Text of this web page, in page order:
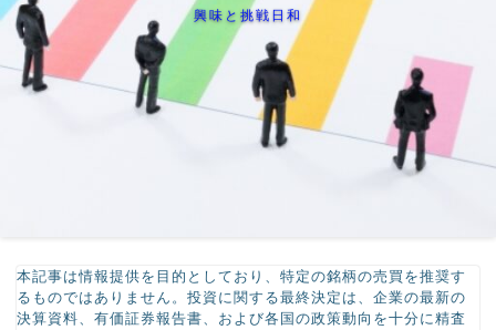
興味と挑戦日和
本記事は情報提供を目的としており、特定の銘柄の売買を推奨す
るものではありません。投資に関する最終決定は、企業の最新の
決算資料、有価証券報告書、および各国の政策動向を十分に精査